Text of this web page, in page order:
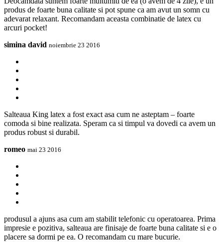
produs de foarte buna calitate si pot spune ca am avut un somn cu
adevarat relaxant. Recomandam aceasta combinatie de latex cu
arcuri pocket!
simina david noiembrie 23 2016
Salteaua King latex a fost exact asa cum ne asteptam – foarte
comoda si bine realizata. Speram ca si timpul va dovedi ca avem un
produs robust si durabil.
romeo mai 23 2016
produsul a ajuns asa cum am stabilit telefonic cu operatoarea. Prima
impresie e pozitiva, salteaua are finisaje de foarte buna calitate si e o
placere sa dormi pe ea. O recomandam cu mare bucurie.